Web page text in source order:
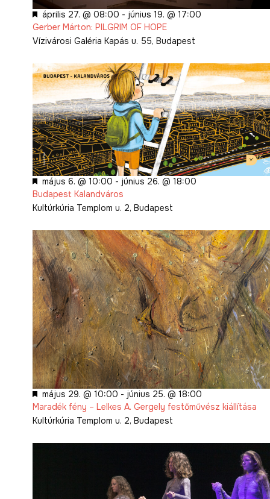
Kiemelt
április 27. @ 08:00 - június 19. @ 17:00
Gerber Márton: PILGRIM OF HOPE
Vízivárosi Galéria Kapás u. 55, Budapest
Kiemelt
május 6. @ 10:00 - június 26. @ 18:00
Budapest Kalandváros
Kultúrkúria Templom u. 2, Budapest
Kiemelt
május 29. @ 10:00 - június 25. @ 18:00
Maradék fény – Lelkes A. Gergely festőművész kiállítása
Kultúrkúria Templom u. 2, Budapest